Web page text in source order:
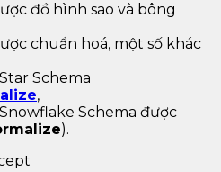
đồ hình sao và bông
chuẩn hoá, một số khác
Schema
,
Schema được
).